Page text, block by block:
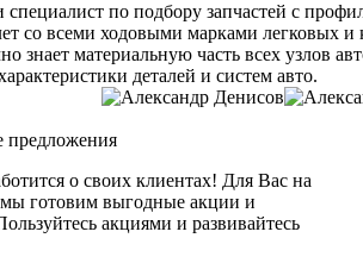
по подбору запчастей с
со всеми ходовыми марками легковых и
знает материальную часть всех узлов
деталей и систем авто.
о своих клиентах! Для Вас на
готовим выгодные акции и
акциями и развивайтесь